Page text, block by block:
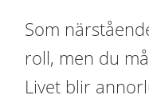
Som
roll, men du
Livet blir